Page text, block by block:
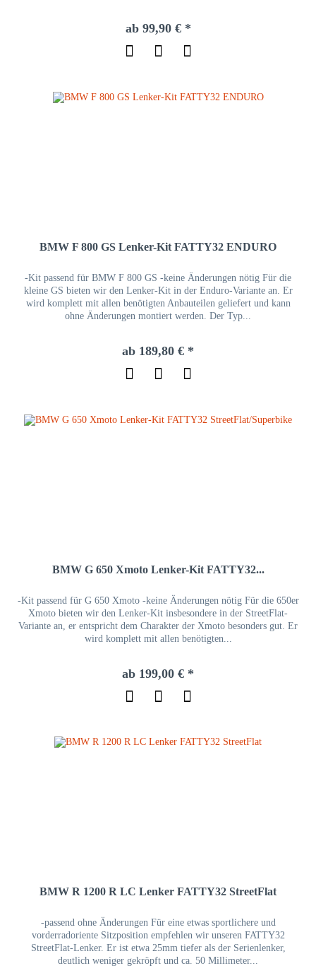
ab 99,90 € *
BMW F 800 GS Lenker-Kit FATTY32 ENDURO
-Kit passend für BMW F 800 GS -keine Änderungen nötig Für die
kleine GS bieten wir den Lenker-Kit in der Enduro-Variante an. Er
wird komplett mit allen benötigten Anbauteilen geliefert und kann
ohne Änderungen montiert werden. Der Typ...
ab 189,80 € *
BMW G 650 Xmoto Lenker-Kit FATTY32...
-Kit passend für G 650 Xmoto -keine Änderungen nötig Für die 650er
Xmoto bieten wir den Lenker-Kit insbesondere in der StreetFlat-
Variante an, er entspricht dem Charakter der Xmoto besonders gut. Er
wird komplett mit allen benötigten...
ab 199,00 € *
BMW R 1200 R LC Lenker FATTY32 StreetFlat
-passend ohne Änderungen Für eine etwas sportlichere und
vorderradoriente Sitzposition empfehlen wir unseren FATTY32
StreetFlat-Lenker. Er ist etwa 25mm tiefer als der Serienlenker,
deutlich weniger gekröpft und ca. 50 Millimeter...